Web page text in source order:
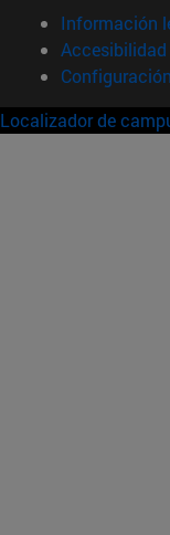
Información
Accesibilidad
Localizador de